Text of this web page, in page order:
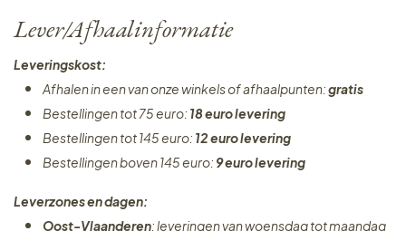
Lever/Afhaalinformatie
Leveringskost:
Afhalen in een van onze winkels of afhaalpunten:gratis
Bestellingen tot 75 euro: 18 euro levering
Bestellingen tot 145 euro: 12 euro levering
Bestellingen boven 145 euro: 9 euro levering
Leverzones en dagen:
Oost-Vlaanderen: leveringen van woensdag tot maandag